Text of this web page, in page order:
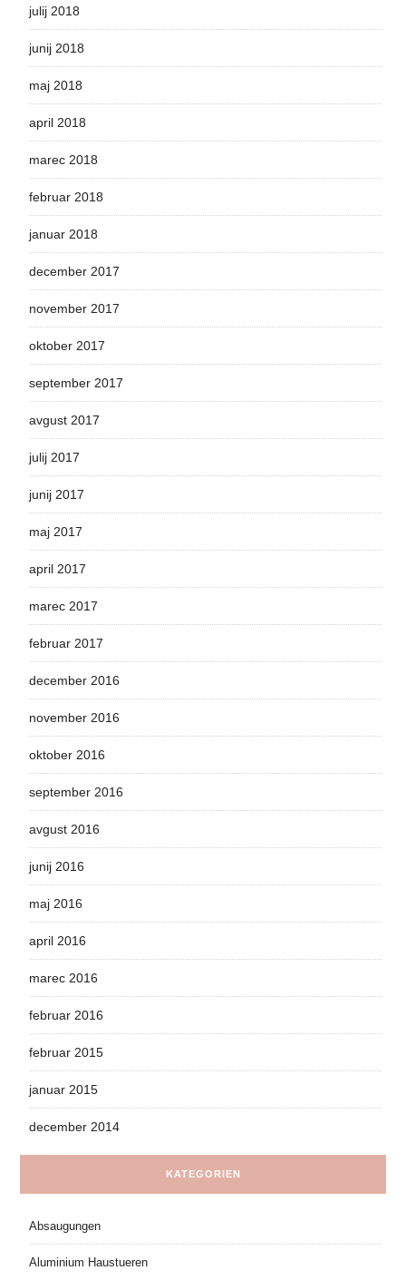
julij 2018
junij 2018
maj 2018
april 2018
marec 2018
februar 2018
januar 2018
december 2017
november 2017
oktober 2017
september 2017
avgust 2017
julij 2017
junij 2017
maj 2017
april 2017
marec 2017
februar 2017
december 2016
november 2016
oktober 2016
september 2016
avgust 2016
junij 2016
maj 2016
april 2016
marec 2016
februar 2016
februar 2015
januar 2015
december 2014
KATEGORIEN
Absaugungen
Aluminium Haustueren